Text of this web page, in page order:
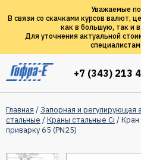
Уважаемые
В связи со скачками курсов валют,
как в большую, так и
Для уточнения актуальной
+7 (343) 213
Главная /Запорная и регулирующая
стальные /Краны стальные Ci / Кран
приварку 65 (PN25)